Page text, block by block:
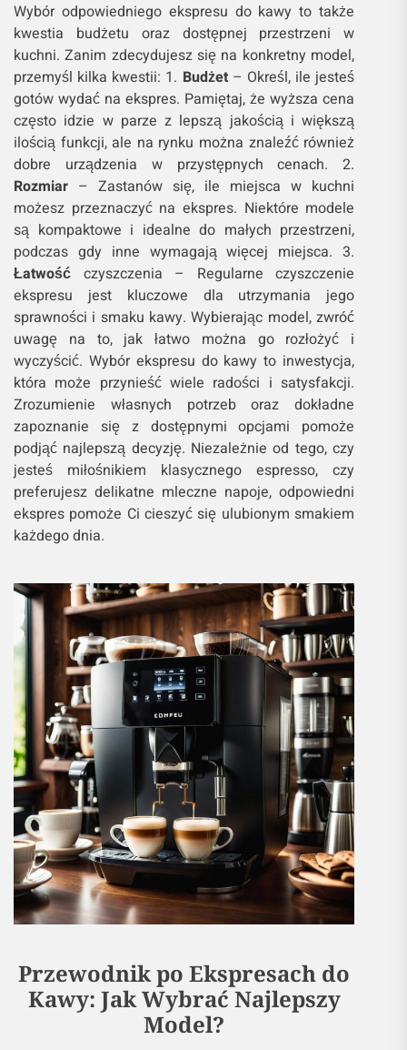
Wybór odpowiedniego ekspresu do kawy to także
kwestia budżetu oraz dostępnej przestrzeni w
kuchni. Zanim zdecydujesz się na konkretny model,
przemyśl kilka kwestii: 1. Budżet– Określ, ile jesteś
gotów wydać na ekspres. Pamiętaj, że wyższa cena
często idzie w parze z lepszą jakością i większą
ilością funkcji, ale na rynku można znaleźć również
dobre urządzenia w przystępnych cenach. 2.
Rozmiar – Zastanów się, ile miejsca w kuchni
możesz przeznaczyć na ekspres. Niektóre modele
są kompaktowe i idealne do małych przestrzeni,
podczas gdy inne wymagają więcej miejsca. 3.
Łatwość czyszczenia – Regularne czyszczenie
ekspresu jest kluczowe dla utrzymania jego
sprawności i smaku kawy. Wybierając model, zwróć
uwagę na to, jak łatwo można go rozłożyć i
wyczyścić. Wybór ekspresu do kawy to inwestycja,
która może przynieść wiele radości i satysfakcji.
Zrozumienie własnych potrzeb oraz dokładne
zapoznanie się z dostępnymi opcjami pomoże
podjąć najlepszą decyzję. Niezależnie od tego, czy
jesteś miłośnikiem klasycznego espresso, czy
preferujesz delikatne mleczne napoje, odpowiedni
ekspres pomoże Ci cieszyć się ulubionym smakiem
każdego dnia.
Przewodnik po Ekspresach do
Kawy: Jak Wybrać Najlepszy
Model?